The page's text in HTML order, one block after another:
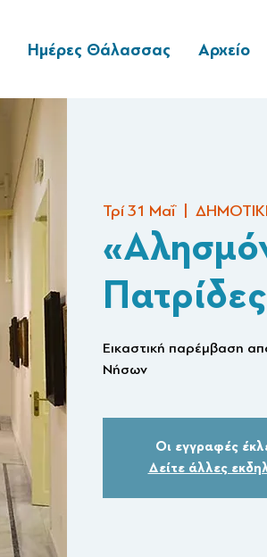
Ημέρες Θάλασσας Αρχείο
Τρί 31 Μαΐ
  |
Εικαστική παρέμβαση
Νήσων
Οι εγγραφές
Δείτε άλλες